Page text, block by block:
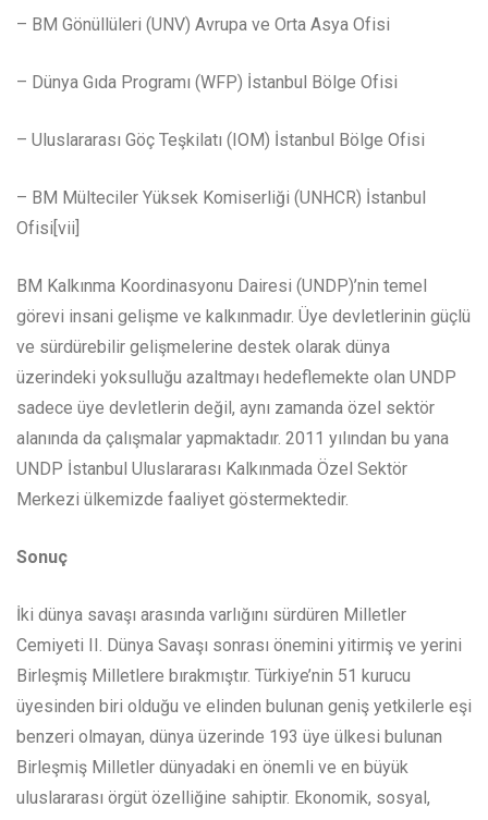
– BM Gönüllüleri (UNV) Avrupa ve Orta Asya Ofisi
– Dünya Gıda Programı (WFP) İstanbul Bölge Ofisi
– Uluslararası Göç Teşkilatı (IOM) İstanbul Bölge Ofisi
– BM Mülteciler Yüksek Komiserliği (UNHCR) İstanbul
Ofisi[vii]
BM Kalkınma Koordinasyonu Dairesi (UNDP)’nin temel
görevi insani gelişme ve kalkınmadır. Üye devletlerinin güçlü
ve sürdürebilir gelişmelerine destek olarak dünya
üzerindeki yoksulluğu azaltmayı hedeflemekte olan UNDP
sadece üye devletlerin değil, aynı zamanda özel sektör
alanında da çalışmalar yapmaktadır. 2011 yılından bu yana
UNDP İstanbul Uluslararası Kalkınmada Özel Sektör
Merkezi ülkemizde faaliyet göstermektedir.
Sonuç
İki dünya savaşı arasında varlığını sürdüren Milletler
Cemiyeti II. Dünya Savaşı sonrası önemini yitirmiş ve yerini
Birleşmiş Milletlere bırakmıştır. Türkiye’nin 51 kurucu
üyesinden biri olduğu ve elinden bulunan geniş yetkilerle eşi
benzeri olmayan, dünya üzerinde 193 üye ülkesi bulunan
Birleşmiş Milletler dünyadaki en önemli ve en büyük
uluslararası örgüt özelliğine sahiptir. Ekonomik, sosyal,